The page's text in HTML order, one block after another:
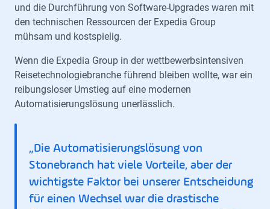
und die Durchführung von Software-Upgrades waren mit
den technischen Ressourcen der Expedia Group
mühsam und kostspielig.
Wenn die Expedia Group in der wettbewerbsintensiven
Reisetechnologiebranche führend bleiben wollte, war ein
reibungsloser Umstieg auf eine modernen
Automatisierungslösung unerlässlich.
„Die Automatisierungslösung von
Stonebranch hat viele Vorteile, aber der
wichtigste Faktor bei unserer Entscheidung
für einen Wechsel war die drastische